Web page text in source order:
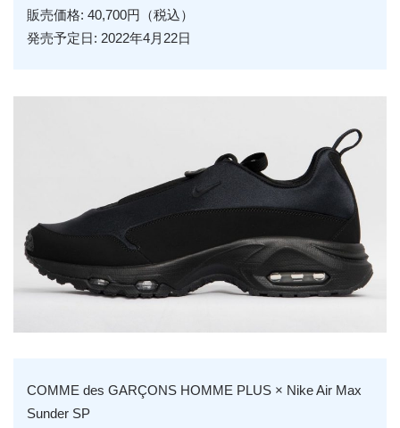
販売価格: 40,700円（税込）
発売予定日: 2022年4月22日
COMME des GARÇONS HOMME PLUS × Nike Air Max
Sunder SP